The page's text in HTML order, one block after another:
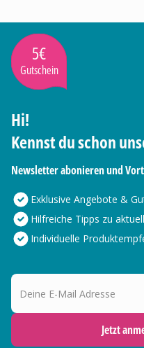
5€
Gutschein
Hi!
Kennst du schon
Newsletter abonieren und
Exklusive Angebote &
Hilfreiche Tipps zu
Individuelle
Deine E-Mail Adresse
Jetzt